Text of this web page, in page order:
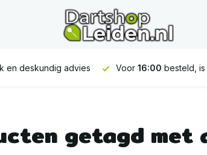
en deskundig advies Voor 16:00 besteld, is
getagd met